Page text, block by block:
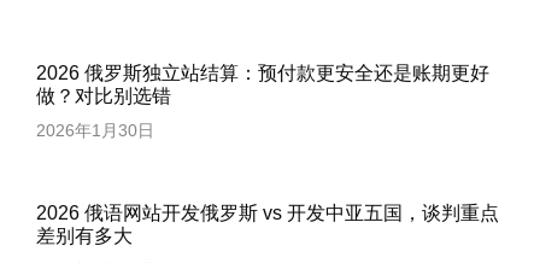
2026 俄罗斯独立站结算：预付款更安全还是账期更好
做？对比别选错
2026年1月30日
2026 俄语网站开发俄罗斯 vs 开发中亚五国，谈判重点
差别有多大